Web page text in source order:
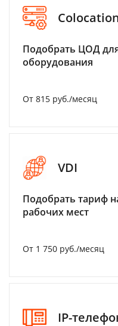
Подобрать ЦОД
оборудования
От 815 руб./месяц
VDI
Подобрать тариф
рабочих мест
От 1 750 руб./месяц
IP-